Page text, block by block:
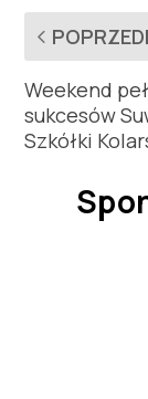
Weekend
sukcesów
Szkółki